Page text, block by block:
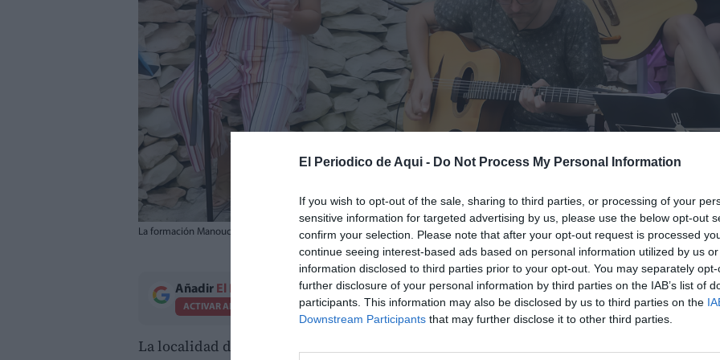
El Periodico de Aqui - Do Not Process My Personal Information
If you wish to opt-out of the sale, sharing to third parties, or processing of your
sensitive information for targeted advertising by us, please use the below opt-out
confirm your selection. Please note that after your opt-out request is processed
continue seeing interest-based ads based on personal information utilized by us
information disclosed to third parties prior to your opt-out. You may separately
further disclosure of your personal information by third parties on the IAB’s list of
participants. This information may also be disclosed by us to third parties on the
Downstream Participants that may further disclose it to other third parties.
La formación Manouch Vermouth, que actuará el próximo 11 de julio en el ciclo Noches de Jazz en Viver. / EPDA
Añadir El Periodico de Aquícomo fuente preferida de Google de forma gratuita.
ACTIVAR AHORA
La localidad de